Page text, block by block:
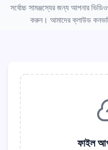
সর্বোচ্চ সামঞ্জস্যের জন্য আপনার
করুন। আমাদের ক্লাউড
ফাইল